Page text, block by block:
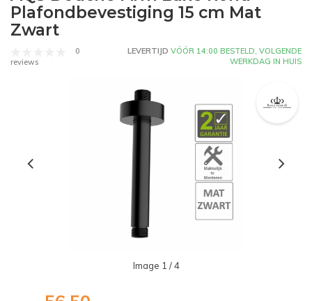
Plafondbevestiging 15 cm Mat
Zwart
0
reviews
LEVERTIJD VÓÓR 14:00 BESTELD, VOLGENDE
WERKDAG IN HUIS
Image 1 / 4